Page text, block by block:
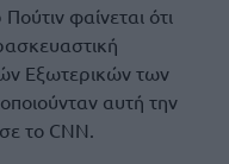
φαίνεται ότι
Εξωτερικών των
αυτή την
το CNN.